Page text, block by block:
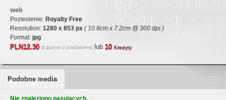
web
Pozwolenie: Royalty Free
Resolution: 1280 x 853 px ( 10.8cm x 7.2cm @ 300 dpi )
Format: jpg
PLN12.30 (Łącznie z podatkiem) lub 10 Kredyty
Podobne media
Nie znaleziono pasujących.